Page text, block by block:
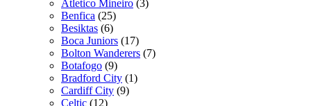
Atletico Mineiro (3)
Benfica (25)
Besiktas (6)
Boca Juniors (17)
Bolton Wanderers (7)
Botafogo (9)
Bradford City (1)
Cardiff City (9)
Celtic (12)